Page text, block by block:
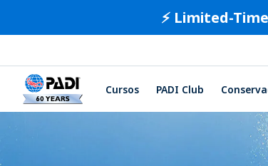
⚡️ Limited-
Cursos PADI Club